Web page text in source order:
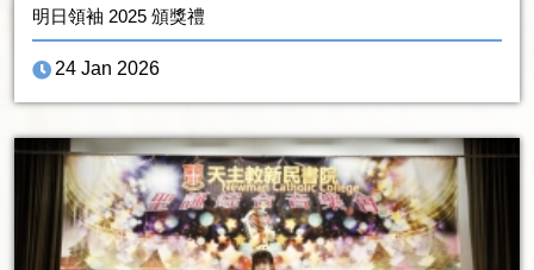
明日領袖 2025 頒獎禮
24 Jan 2026